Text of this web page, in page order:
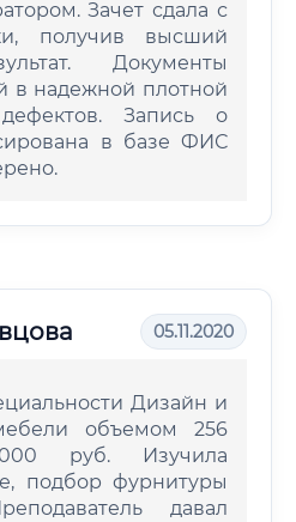
Зачет сдала с
получив высший
Документы
в надежной плотной
Запись о
в базе ФИС
05.11.2020
Дизайн и
объемом 256
руб. Изучила
подбор фурнитуры
давал